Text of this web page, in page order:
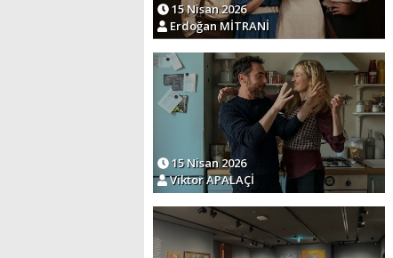
15 Nisan 2026
Erdoğan MİTRANİ
15 Nisan 2026
Viktor APALAÇİ